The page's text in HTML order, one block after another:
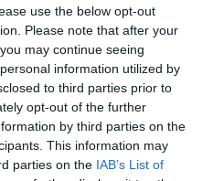
use the below opt-out
Please note that after your
may continue seeing
information utilized by
to third parties prior to
opt-out of the further
by third parties on the
This information may
parties on the IAB’s List of
il est conseillé
ajouré, qui permet à l’air
l’humidité de stagner. Ce
placé dans un placard ou
plus spacieuse, des
sur roulettes facilitent le
tout en maintenant une